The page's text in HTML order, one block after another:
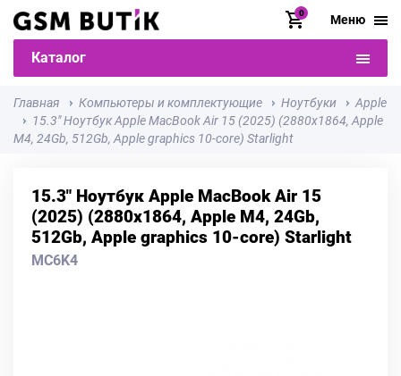
0 Меню
Каталог
Главная Компьютеры и комплектующие Ноутбуки
Apple
15.3" Ноутбук Apple MacBook Air 15 (2025) (2880x1864, Apple
M4, 24Gb, 512Gb, Apple graphics 10-core) Starlight
15.3" Ноутбук Apple MacBook Air 15
(2025) (2880x1864, Apple M4, 24Gb,
512Gb, Apple graphics 10-core) Starlight
MC6K4